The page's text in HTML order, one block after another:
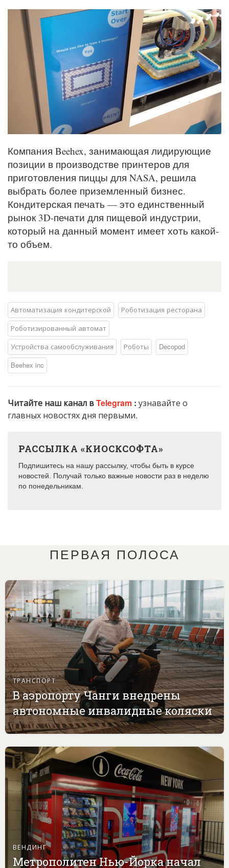
Компания Beehex, занимающая лидирующие
позиции в производстве принтеров для
приготовления пиццы для NASA, решила
выбрать более приземленный бизнес.
Кондитерская печать — это единственный
рынок 3D-печати для пищевой индустрии,
который на данный момент имеет хоть какой-
то объем.
Автоматизация кондитерской
Роботизация ресторана
Роботизированный автомат
Устройства самообслуживания
Роботы
Decopod
Beehex inc
Читайте наш канал вTelegram : узнавайте о
главных новостях дня первыми.
РАССЫЛКА «КИОСКСОФТА»
Подпишитесь на нашу рассылку, чтобы быть в курсе
новостей. Получай только важные новости раз в неделю
по понедельникам.
ПЕРВАЯ ПОЛОСА
ТРАНСПОРТ
В аэропорту Чанги внедрены
автономные инвалидные коляски
ВЕНДИНГ
Метрополитен Нью-Йорка начал